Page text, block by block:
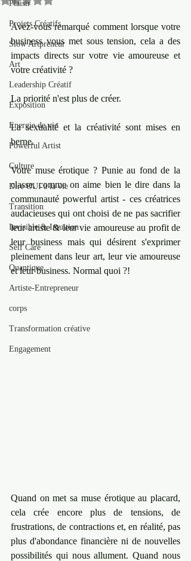
Plaisir
Projets Créatifs
Slow Artpreneur
Art
Leadership Créatif
Exposition
Energie de vie
Powerful Artist
Culture
Dire OUI à la vie
Transition
Invisible & Intuition
Self Care
Quantique
Artiste-Entrepreneur
corps
Transformation créative
Engagement
Avez-vous remarqué comment lorsque votre
business vous met sous tension, cela a des
impacts directs sur votre vie amoureuse et
votre créativité ?
La priorité n'est plus de créer.
La sexualité et la créativité sont mises en
berne.
Votre muse érotique ? Punie au fond de la
classe, comme on aime bien le dire dans la
communauté powerful artist - ces créatrices
audacieuses qui ont choisi de ne pas sacrifier
leur artiste & leur vie amoureuse au profit de
leur business mais qui désirent s'exprimer
pleinement dans leur art, leur vie amoureuse
et leur business. Normal quoi ?!
Quand on met sa muse érotique au placard,
cela crée encore plus de tensions, de
frustrations, de contractions et, en réalité, pas
plus d'abondance financière ni de nouvelles
possibilités qui nous allument. Quand nous